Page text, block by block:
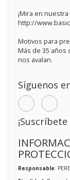
¡Mira en
http://
Motivos para
Más de 35 años
nos avalan.
Síguenos
Responsable: